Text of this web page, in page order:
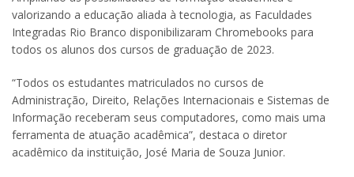
valorizando a educação aliada à tecnologia, as Faculdades
Integradas Rio Branco disponibilizaram Chromebooks para
todos os alunos dos cursos de graduação de 2023.
“Todos os estudantes matriculados no cursos de
Administração, Direito, Relações Internacionais e Sistemas de
Informação receberam seus computadores, como mais uma
ferramenta de atuação acadêmica”, destaca o diretor
acadêmico da instituição, José Maria de Souza Junior.